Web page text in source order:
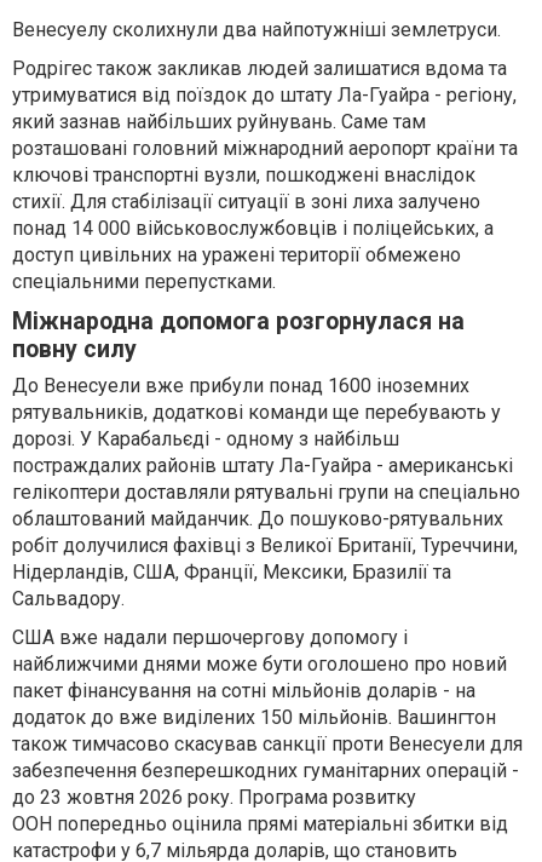
Венесуелу сколихнули два найпотужніші землетруси.
Родрігес також закликав людей залишатися вдома та
утримуватися від поїздок до штату Ла-Гуайра - регіону,
який зазнав найбільших руйнувань. Саме там
розташовані головний міжнародний аеропорт країни та
ключові транспортні вузли, пошкоджені внаслідок
стихії. Для стабілізації ситуації в зоні лиха залучено
понад 14 000 військовослужбовців і поліцейських, а
доступ цивільних на уражені території обмежено
спеціальними перепустками.
Міжнародна допомога розгорнулася на
повну силу
До Венесуели вже прибули понад 1600 іноземних
рятувальників, додаткові команди ще перебувають у
дорозі. У Карабальєді - одному з найбільш
постраждалих районів штату Ла-Гуайра - американські
гелікоптери доставляли рятувальні групи на спеціально
облаштований майданчик. До пошуково-рятувальних
робіт долучилися фахівці з Великої Британії, Туреччини,
Нідерландів, США, Франції, Мексики, Бразилії та
Сальвадору.
США вже надали першочергову допомогу і
найближчими днями може бути оголошено про новий
пакет фінансування на сотні мільйонів доларів - на
додаток до вже виділених 150 мільйонів. Вашингтон
також тимчасово скасував санкції проти Венесуели для
забезпечення безперешкодних гуманітарних операцій -
до 23 жовтня 2026 року. Програма розвитку
ООН попередньо оцінила прямі матеріальні збитки від
катастрофи у 6,7 мільярда доларів, що становить